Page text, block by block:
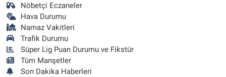
Nöbetçi Eczaneler
Hava Durumu
Namaz Vakitleri
Trafik Durumu
Süper Lig Puan Durumu ve Fikstür
Tüm Manşetler
Son Dakika Haberleri